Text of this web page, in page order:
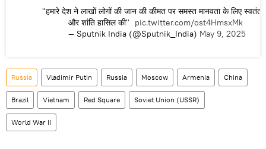
"हमारे देश ने लाखों लोगों की जान की कीमत पर समस्त मानवता के लिए
और शांति हासिल की"
pic.twitter.com/ost4HmsxMk
— Sputnik India (@Sputnik_India) May 9, 2025
Russia Vladimir Putin Russia Moscow Armenia China
Brazil Vietnam Red Square Soviet Union (USSR)
World War II